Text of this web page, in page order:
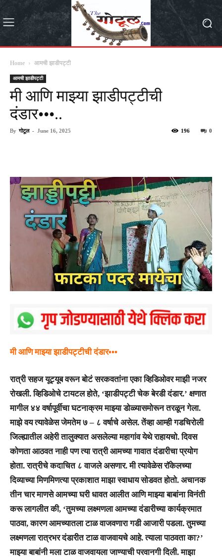
Home आमची झाडीपट्टी
आमची झाडीपट्टी
मी आणि माझ्या झाडीपट्टीची
दंडार•••..
By गोटूल - June 16, 2025 0
196
मी आणि माझ्या झाडीपट्टीची दंडार•••
रात्री सहज यूट्यूब वरून बोटं सरकवतांना एका व्हिडिओवर माझी नजर
रोखली. व्हिडिओचे टायटल होते, ‘झाडीपट्टी चेक बेरडी दंडार.’ क्षणात
मागील ४४ वर्षापूर्वीचा घटनाक्रम माझ्या डोळ्यासमोरून तरळून गेला.
माझे वय त्यावेळेस जेमतेम ७ – ८ वर्षाचे असेल. तेंव्हा आम्ही गडचिरोली
जिल्ह्यातील अहेरी तालुक्यात असलेल्या महागांव येथे राहायचो. दिवस
कोणता आठवत नाही पण त्या रात्री आमच्या गावात दंडारीचा प्रयोग
होता. रात्रीचे कदाचित ८ वाजले असणार. मी त्यावेळेस रॉकेलच्या
दिव्याच्या मिणमिणत्या प्रकाशात माझा स्वाधाय सोडवत होतो. अचानक
तीन चार माणसे आमच्या घरी धावत आलीत आणि माझ्या बाबांना विनंती
करू लागलीत की, ‘तुमच्या लक्ष्मणला आमच्या दंडारीच्या कार्यक्रमात
पाठवा, कारण आमच्यातला टाळ वाजवणारा गडी आजारी पडला. तुमच्या
लक्ष्मणला रात्रभर दंडारीत टाळ वाजवायचे आहे. त्याला पाठवता का?’
माझ्या बाबांनी मला टाळ वाजवायला जाण्याची परवानगी दिली. माझा